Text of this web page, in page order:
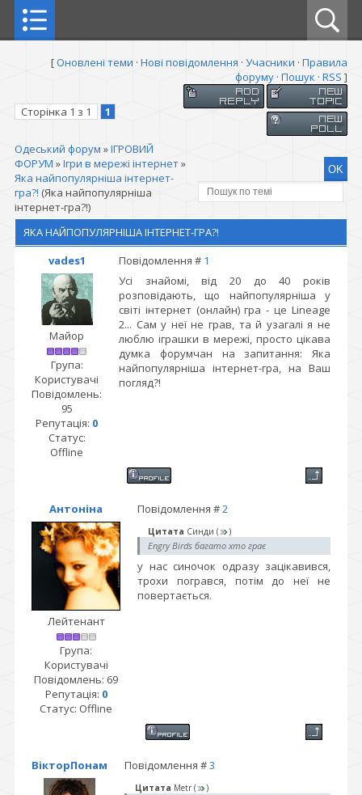
[Оновлені теми · Нові повідомлення · Учасники · Правила
форуму · Пошук · RSS ]
Сторінка 1 з 1 1
Одеський форум »ІГРОВИЙ
ФОРУМ »Ігри в мережі інтернет»
Яка найпопулярніша інтернет-
гра?! (Яка найпопулярніша
інтернет-гра?!)
ЯКА НАЙПОПУЛЯРНІША ІНТЕРНЕТ-ГРА?!
vades1
Повідомлення # 1
Майор
Група:
Користувачі
Повідомлень:
95
Репутація: 0
Статус:
Offline
Усі знайомі, від 20 до 40 років
розповідають, що найпопулярніша у
світі інтернет (онлайн) гра - це Lineage
2... Сам у неї не грав, та й узагалі я не
люблю іграшки в мережі, просто цікава
думка форумчан на запитання: Яка
найпопулярніша інтернет-гра, на Ваш
погляд?!
Антоніна Повідомлення #2
Лейтенант
Група:
Користувачі
Повідомлень: 69
Репутація: 0
Статус: Offline
Цитата Синди ( )
Engry Birds багато хто грає
у нас синочок одразу зацікавився,
трохи погрався, потім до неї не
повертається.
ВікторПонам Повідомлення #3
Цитата Metr( )